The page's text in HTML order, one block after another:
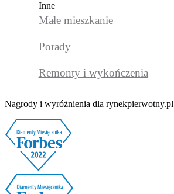
Inne
Małe mieszkanie
Porady
Remonty i wykończenia
Nagrody i wyróżnienia dla rynekpierwotny.pl